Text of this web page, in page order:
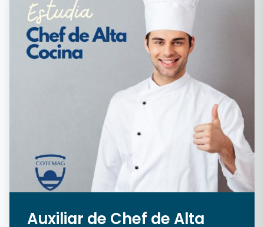
Auxiliar de Chef de Alta